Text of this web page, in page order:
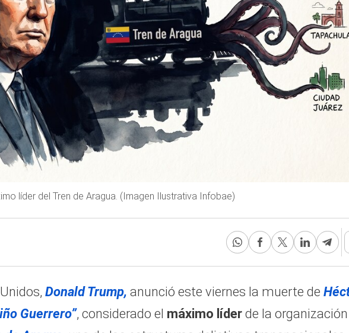
líder del Tren de Aragua. (Imagen Ilustrativa Infobae)
Donald Trump, anunció este viernes la muerte de
Guerrero”, considerado el máximo líder de la organización